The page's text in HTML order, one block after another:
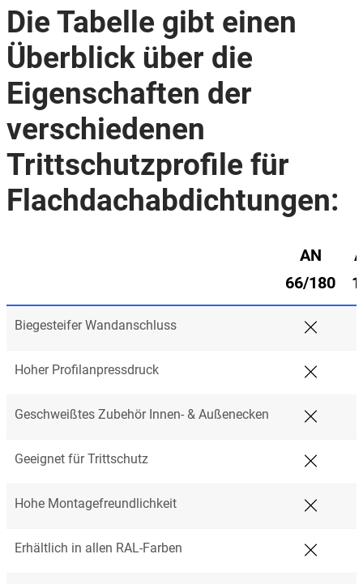
Die Tabelle gibt einen
Überblick über die
Eigenschaften der
verschiedenen
Trittschutzprofile für
Flachdachabdichtungen:
AN
66/180
Biegesteifer Wandanschluss
Hoher Profilanpressdruck
Geschweißtes Zubehör Innen- & Außenecken
Geeignet für Trittschutz
Hohe Montagefreundlichkeit
Erhältlich in allen RAL-Farben